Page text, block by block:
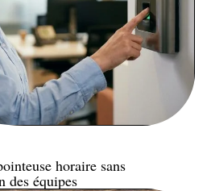
horaire sans
des équipes